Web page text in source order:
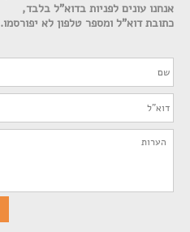
אנחנו עונים לפניות בדוא"ל בלבד,
כתובת דוא"ל ומספר טלפון לא יפורסמו.